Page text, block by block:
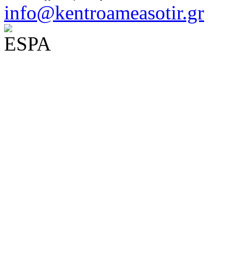
info@kentroameasotir.gr